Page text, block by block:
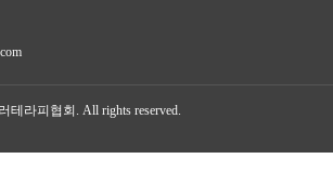
테라피협회. All rights reserved.